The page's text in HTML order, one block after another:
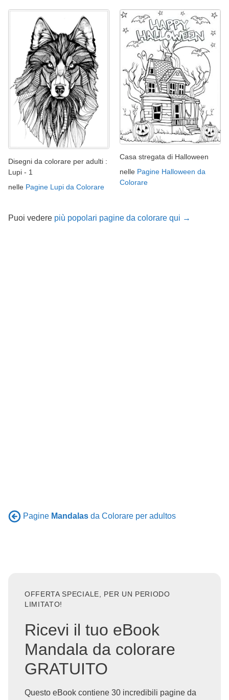
Disegni da colorare per adulti :
Lupi - 1
nelle Pagine Lupi da Colorare
Casa stregata di Halloween
nelle Pagine Halloween da
Colorare
Puoi vedere più popolari pagine da colorare qui →
Pagine Mandalas da Colorare per adultos
OFFERTA SPECIALE, PER UN PERIODO
LIMITATO!
Ricevi il tuo eBook
Mandala da colorare
GRATUITO
Questo eBook contiene 30 incredibili pagine da